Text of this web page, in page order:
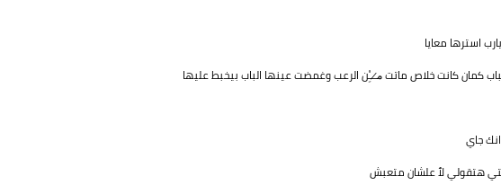
استرها معايا
كمان كانت خلاص ماتت م̷ـــِْن الرعب وغمضت عينها الباب بيخبط عليها
جاي
هتقولي لٱ علشان متعبش